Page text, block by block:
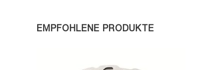
EMPFOHLENE PRODUKTE